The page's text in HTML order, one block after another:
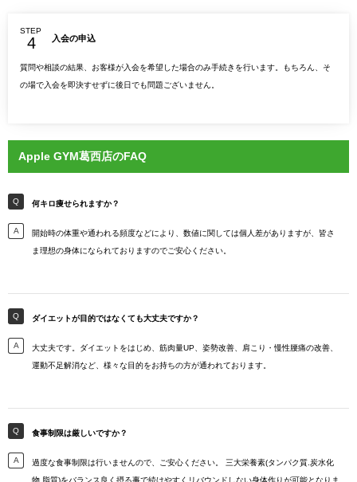
STEP
入会の申込
質問や相談の結果、お客様が入会を希望した場合のみ手続きを行います。もちろん、そ
の場で入会を即決すせずに後日でも問題ございません。
Apple GYM葛西店のFAQ
何キロ痩せられますか？
開始時の体重や通われる頻度などにより、数値に関しては個人差がありますが、皆さ
ま理想の身体になられておりますのでご安心ください。
ダイエットが目的ではなくても大丈夫ですか？
大丈夫です。ダイエットをはじめ、筋肉量UP、姿勢改善、肩こり・慢性腰痛の改善、
運動不足解消など、様々な目的をお持ちの方が通われております。
食事制限は厳しいですか？
過度な食事制限は行いませんので、ご安心ください。 三大栄養素(タンパク質.炭水化
物.脂質)をバランス良く摂る事で続けやすくリバウンドしない身体作りが可能となりま